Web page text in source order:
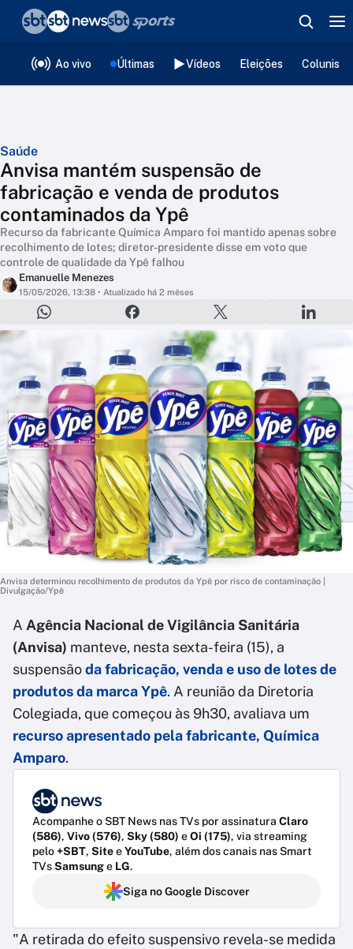
Ao vivo Últimas Vídeos Eleições
Saúde
Anvisa mantém suspensão de
fabricação e venda de produtos
contaminados da Ypê
Recurso da fabricante Química Amparo foi mantido apenas sobre
recolhimento de lotes; diretor-presidente disse em voto que
controle de qualidade da Ypê falhou
Emanuelle Menezes
15/05/2026, 13:38 • Atualizado há 2 mêses
Anvisa determinou recolhimento de produtos da Ypê por risco de contaminação |
Divulgação/Ypê
A Agência Nacional de Vigilância Sanitária
(Anvisa) manteve, nesta sexta-feira (15), a
suspensãoda fabricação, venda e uso de lotes de
produtos da marca Ypê. A reunião da Diretoria
Colegiada, que começou às 9h30, avaliava um
recurso apresentado pela fabricante, Química
Amparo.
Acompanhe o SBT News nas TVs por assinatura Claro
(586), Vivo (576), Sky (580) eOi (175), via streaming
pelo+SBT, SiteeYouTube, além dos canais nas Smart
TVsSamsunge LG.
Siga no Google Discover
"A retirada do efeito suspensivo revela-se medida
❮voltar
Editorias